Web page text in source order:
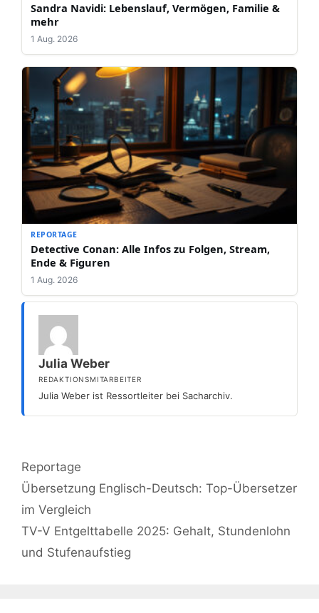
Sandra Navidi: Lebenslauf, Vermögen, Familie &
mehr
1 Aug. 2026
REPORTAGE
Detective Conan: Alle Infos zu Folgen, Stream,
Ende & Figuren
1 Aug. 2026
Julia Weber
REDAKTIONSMITARBEITER
Julia Weber ist Ressortleiter bei Sacharchiv.
Kategorien
Reportage
Übersetzung Englisch-Deutsch: Top-Übersetzer
im Vergleich
TV-V Entgelttabelle 2025: Gehalt, Stundenlohn
und Stufenaufstieg